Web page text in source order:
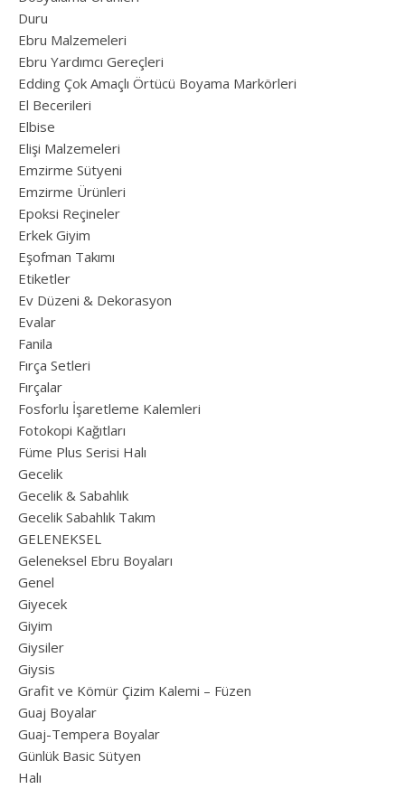
Duru
Ebru Malzemeleri
Ebru Yardımcı Gereçleri
Edding Çok Amaçlı Örtücü Boyama Markörleri
El Becerileri
Elbise
Elişi Malzemeleri
Emzirme Sütyeni
Emzirme Ürünleri
Epoksi Reçineler
Erkek Giyim
Eşofman Takımı
Etiketler
Ev Düzeni & Dekorasyon
Evalar
Fanila
Fırça Setleri
Fırçalar
Fosforlu İşaretleme Kalemleri
Fotokopi Kağıtları
Füme Plus Serisi Halı
Gecelik
Gecelik & Sabahlık
Gecelik Sabahlık Takım
GELENEKSEL
Geleneksel Ebru Boyaları
Genel
Giyecek
Giyim
Giysiler
Giysis
Grafit ve Kömür Çizim Kalemi – Füzen
Guaj Boyalar
Guaj-Tempera Boyalar
Günlük Basic Sütyen
Halı